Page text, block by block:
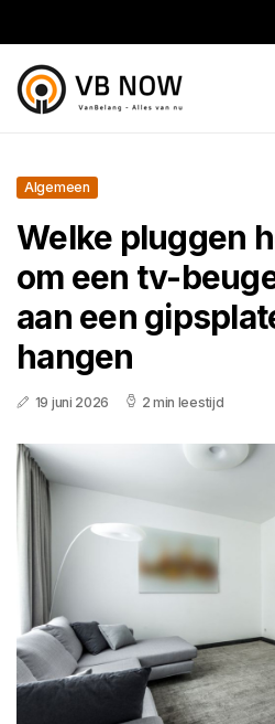
Algemeen
Welke pluggen
om een tv-
aan een
hangen
19 juni 2026 2 min leestijd